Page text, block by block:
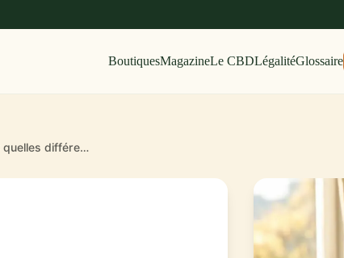
BoutiquesMagazineLe CBDLégalitéGlossaire
Les huiles de CBD vs les capsules de CBD : quelles différences ?